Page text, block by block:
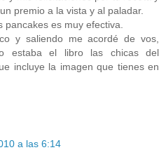
premio a la vista y al paladar.
es muy efectiva.
y saliendo me acordé de vos,
estaba el libro las chicas del
incluye la imagen que tienes en
a las 6:14